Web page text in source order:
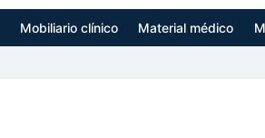
Mobiliario clínico Material médico